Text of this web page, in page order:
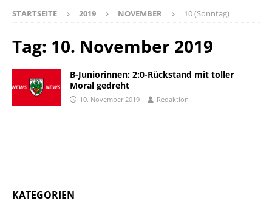
STARTSEITE 2019 NOVEMBER 10 (Sonntag)
Tag: 10. November 2019
B-Juniorinnen: 2:0-Rückstand mit toller
Moral gedreht
10. November 2019 Redaktion
KATEGORIEN